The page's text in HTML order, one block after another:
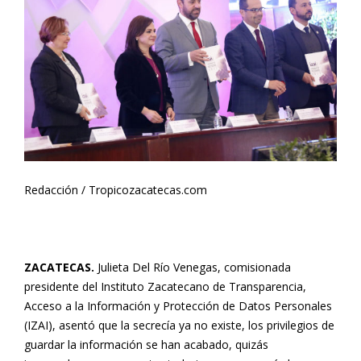
Redacción / Tropicozacatecas.com
ZACATECAS. Julieta Del Río Venegas, comisionada
presidente del Instituto Zacatecano de Transparencia,
Acceso a la Información y Protección de Datos Personales
(IZAI), asentó que la secrecía ya no existe, los privilegios de
guardar la información se han acabado, quizás